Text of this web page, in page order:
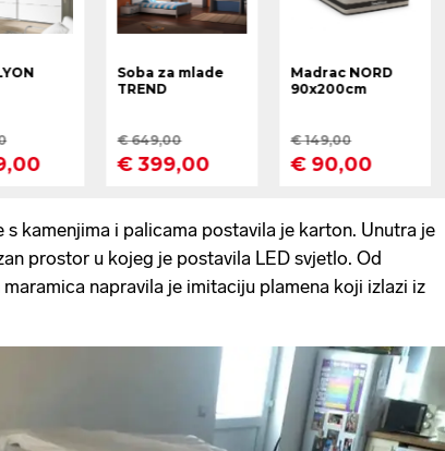
s kamenjima i palicama postavila je karton. Unutra je
prostor u kojeg je postavila LED svjetlo. Od
napravila je imitaciju plamena koji izlazi iz